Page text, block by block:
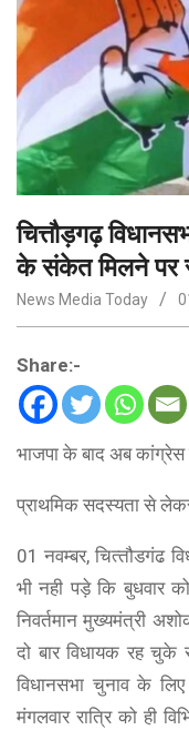
चित्तौड़गढ़
के संकेत मिलने पर
News Media Today
Share:-
भाजपा के बाद अब
प्राथमिक सदस्यता से
01 नवम्बर, चित्‍तौडगंढ
भी नही पड़े कि बुधवार
निवर्तमान मुख्यमंत्री
दो बार विधायक रह चुके
विधानसभा चुनाव के
मंगलवार रात्रि को ही